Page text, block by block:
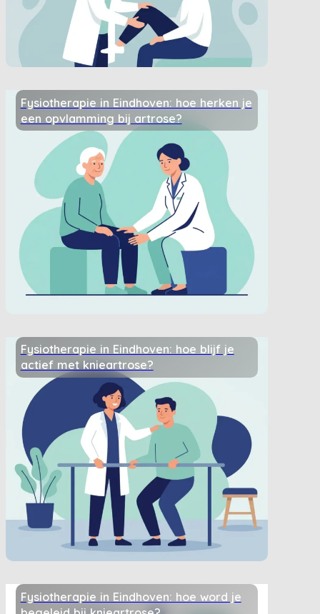
Fysiotherapie in Eindhoven: hoe herken je
een opvlamming bij artrose?
Fysiotherapie in Eindhoven: hoe blijf je
actief met knieartrose?
Fysiotherapie in Eindhoven: hoe word je